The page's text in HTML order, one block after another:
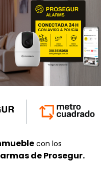
con los
de Prosegur.